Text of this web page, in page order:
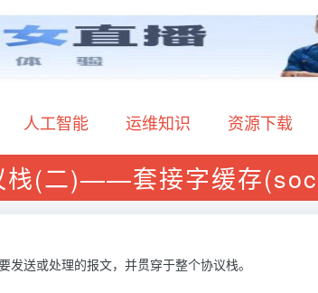
人工智能 运维知识 资源下载
栈(二)——套接字缓存
送或处理的报文，并贯穿于整个协议栈。